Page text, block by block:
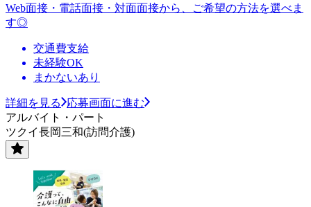
Web面接・電話面接・対面面接から、ご希望の方法を選べま
す◎
交通費支給
未経験OK
まかないあり
詳細を見る
応募画面に進む
アルバイト・パート
ツクイ長岡三和(訪問介護)